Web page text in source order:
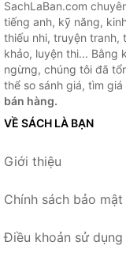
SachLaBan.com
tiếng anh, kỹ năng,
thiếu nhi, truyện tranh,
khảo, luyện thi... Bằng
ngừng, chúng tôi đã
thể so sánh giá, tìm
bán hàng.
VỀ SÁCH LÀ BẠN
Giới thiệu
Chính sách bảo mật
Điều khoản sử dụng